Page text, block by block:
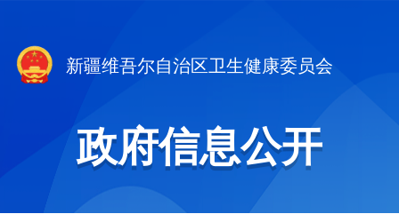
新疆维吾尔自治区卫生健康委员会
政府信息公开